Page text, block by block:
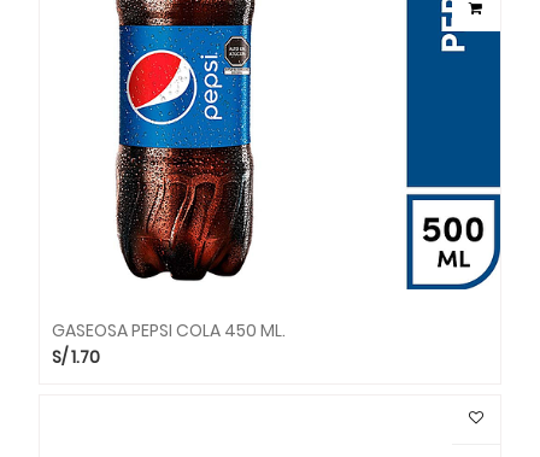
GASEOSA PEPSI COLA 450 ML.
S/1.70